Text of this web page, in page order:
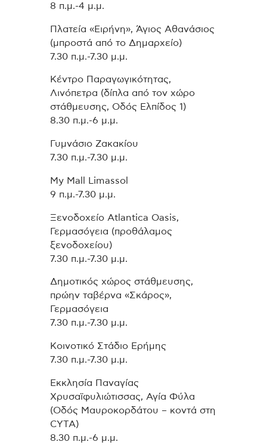
8 π.μ.-4 μ.μ.
Πλατεία «Ειρήνη», Άγιος Αθανάσιος
(μπροστά από το Δημαρχείο)
7.30 π.μ.-7.30 μ.μ.
Κέντρο Παραγωγικότητας,
Λινόπετρα (δίπλα από τον χώρο
στάθμευσης, Οδός Ελπίδος 1)
8.30 π.μ.-6 μ.μ.
Γυμνάσιο Ζακακίου
7.30 π.μ.-7.30 μ.μ.
My Mall Limassol
9 π.μ.-7.30 μ.μ.
Ξενοδοχείο Atlantica Oasis,
Γερμασόγεια (προθάλαμος
ξενοδοχείου)
7.30 π.μ.-7.30 μ.μ.
Δημοτικός χώρος στάθμευσης,
πρώην ταβέρνα «Σκάρος»,
Γερμασόγεια
7.30 π.μ.-7.30 μ.μ.
Κοινοτικό Στάδιο Ερήμης
7.30 π.μ.-7.30 μ.μ.
Εκκλησία Παναγίας
Χρυσαϊφυλιώτισσας, Αγία Φύλα
(Οδός Μαυροκορδάτου – κοντά στη
CYTA)
8.30 π.μ.-6 μ.μ.